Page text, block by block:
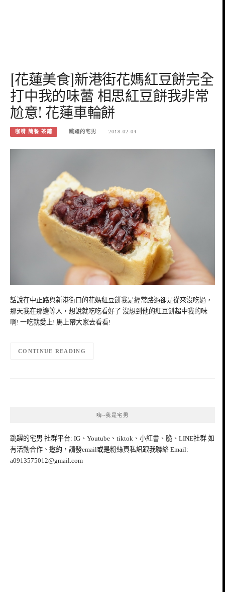
[花蓮美食]新港街花媽紅豆餅完全
打中我的味蕾 相思紅豆餅我非常
尬意! 花蓮車輪餅
咖啡-簡餐-茶鋪 跳躍的宅男 2018-02-04
話說在中正路與新港街口的花媽紅豆餅我是經常路過卻是從來沒吃過，
那天我在那邊等人，想說就吃吃看好了 沒想到他的紅豆餅超中我的味
啊! 一吃就愛上! 馬上帶大家去看看!
CONTINUE READING
嗨~我是宅男
跳躍的宅男 社群平台: IG、Youtube、tiktok、小紅書、脆、LINE社群 如
有活動合作、邀約，請發email或是粉絲頁私訊跟我聯絡 Email:
a0913575012@gmail.com